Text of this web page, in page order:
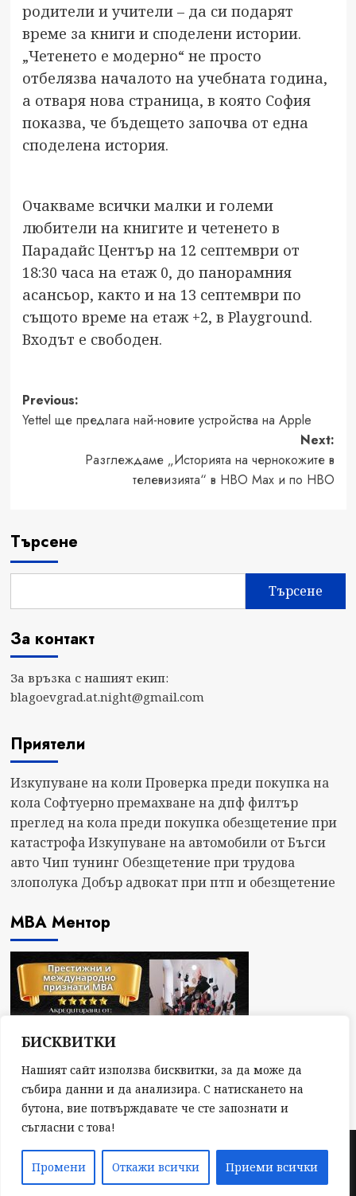
БИСКВИТКИ
Нашият сайт използва бисквитки, за да може да
събира данни и да анализира. С натискането на
бутона, вие потвърждавате че сте запознати и
съгласни с това!
Промени Откажи всички Приеми всички
родители и учители – да си подарят
време за книги и споделени истории.
„Четенето е модерно“ не просто
отбелязва началото на учебната година,
а отваря нова страница, в която София
показва, че бъдещето започва от една
споделена история.
Очакваме всички малки и големи
любители на книгите и четенето в
Парадайс Център на 12 септември от
18:30 часа на етаж 0, до панорамния
асансьор, както и на 13 септември по
същото време на етаж +2, в Playground.
Входът е свободен.
Post
navigation
Previous:
Yettel ще предлага най-новите устройства на Apple
Next:
Разглеждаме „Историята на чернокожите в
телевизията“ в HBO Max и по HBO
Търсене
Търсене
За контакт
За връзка с нашият екип:
blagoevgrad.at.night@gmail.com
Приятели
Изкупуване на коли Проверка преди покупка на
кола Софтуерно премахване на дпф филтър
преглед на кола преди покупка обезщетение при
катастрофа Изкупуване на автомобили от Бъгси
авто Чип тунинг Обезщетение при трудова
злополука Добър адвокат при птп и обезщетение
МВА Ментор
Copyright © Всички права запазени 2024|
CoverNewsby AF themes.